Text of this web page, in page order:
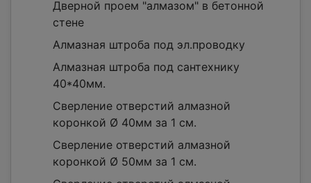
Дверной проем "алмазом" в бетонной
стене
Алмазная штроба под эл.проводку
Алмазная штроба под сантехнику
40*40мм.
Сверление отверстий алмазной
коронкой Ø 40мм за 1 см.
Сверление отверстий алмазной
коронкой Ø 50мм за 1 см.